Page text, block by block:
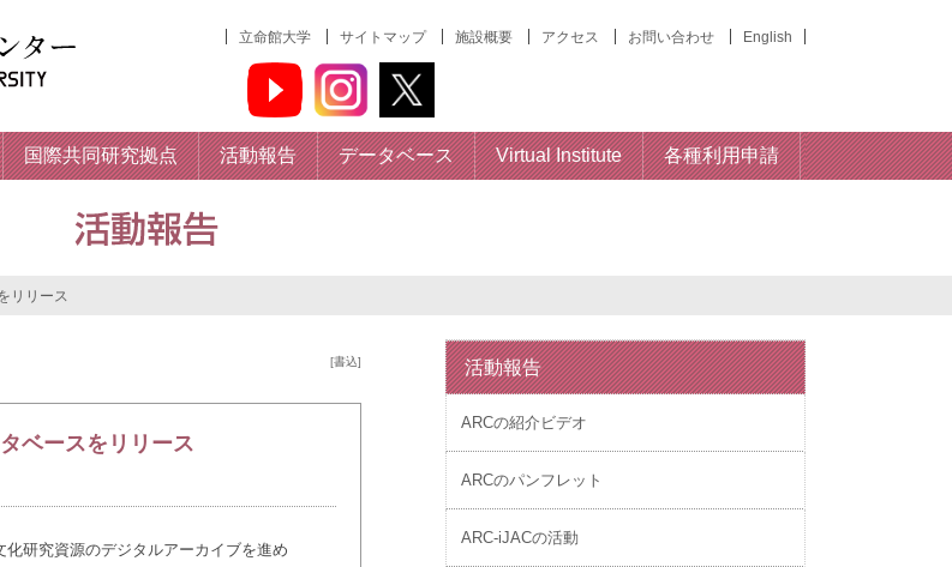
立命館大学 サイトマップ 施設概要 アクセス お問い合わせ English
国際共同研究拠点 活動報告 データベース Virtual Institute 各種利用申請
リリース
[書込]
ベースをリリース
研究資源のデジタルアーカイブを進め
活動報告
ARCの紹介ビデオ
ARCのパンフレット
ARC-iJACの活動